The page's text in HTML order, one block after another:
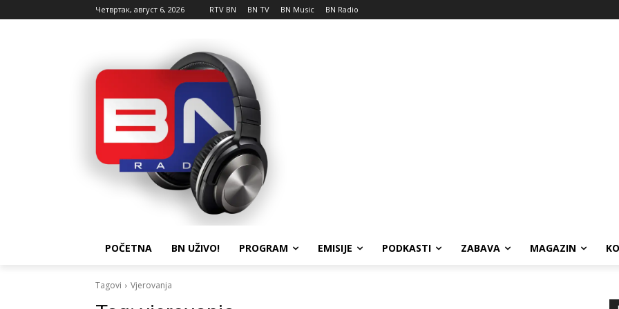
Четвртак, август 6, 2026 RTV BN BN TV BN Music BN Radio
POČETNA BN UŽIVO! PROGRAM EMISIJE PODKASTI ZABAVA MAGAZIN
Tagovi Vjerovanja